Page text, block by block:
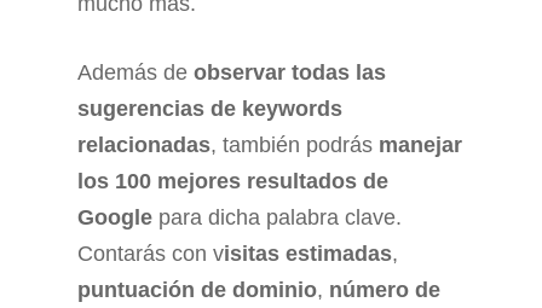
Además de observar todas las
sugerencias de keywords
relacionadas, también podrás manejar
los 100 mejores resultados de
Google para dicha palabra clave.
Contarás con visitas estimadas,
puntuación de dominio, número de